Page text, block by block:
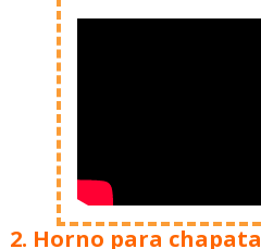
2. Horno para chapata